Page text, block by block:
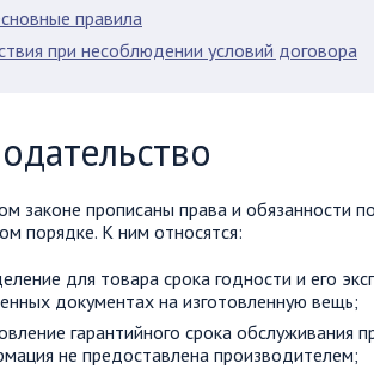
правила
при несоблюдении условий договора
законе прописаны права и обязанности
порядке. К ним относятся:
для товара срока годности и его
документах на изготовленную вещь;
гарантийного срока
не предоставлена производителем;